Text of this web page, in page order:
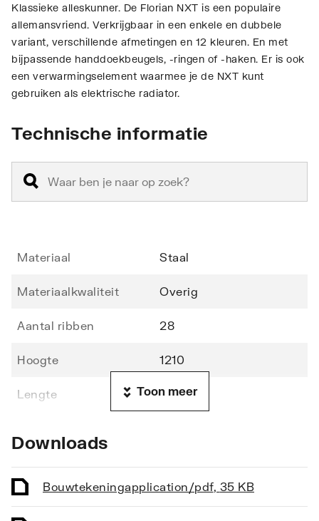
Klassieke alleskunner. De Florian NXT is een populaire
allemansvriend. Verkrijgbaar in een enkele en dubbele
variant, verschillende afmetingen en 12 kleuren. En met
bijpassende handdoekbeugels, -ringen of -haken. Er is ook
een verwarmingselement waarmee je de NXT kunt
gebruiken als elektrische radiator.
Technische informatie
Materiaal Staal
Materiaalkwaliteit Overig
Aantal ribben 28
Hoogte 1210
Lengte 600
Vorm collector Rond
Toon meer
Downloads
Bouwtekeningapplication/pdf, 35 KB